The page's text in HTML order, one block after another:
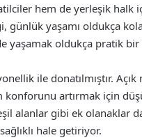
hem de yerleşik halk
günlük yaşamı oldukça
yaşamak oldukça pratik
ile donatılmıştır.
artırmak için
alanlar gibi ek olanaklar
hale getiriyor.